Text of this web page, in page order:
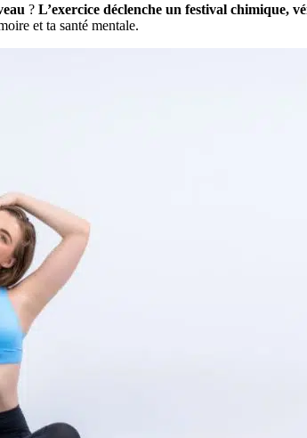
? L’exercice déclenche un festival chimique,
et ta santé mentale.